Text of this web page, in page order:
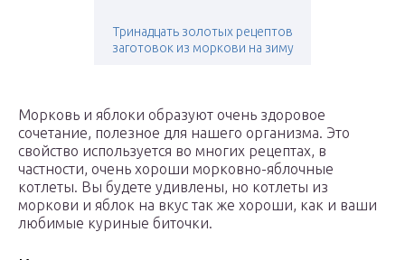
Тринадцать золотых рецептов
заготовок из моркови на зиму
Морковь и яблоки образуют очень здоровое
сочетание, полезное для нашего организма. Это
свойство используется во многих рецептах, в
частности, очень хороши морковно-яблочные
котлеты. Вы будете удивлены, но котлеты из
моркови и яблок на вкус так же хороши, как и ваши
любимые куриные биточки.